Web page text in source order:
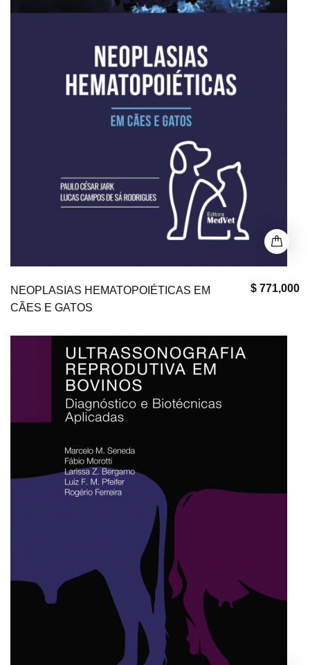
$ 771,000
NEOPLASIAS HEMATOPOIÉTICAS EM
CÃES E GATOS